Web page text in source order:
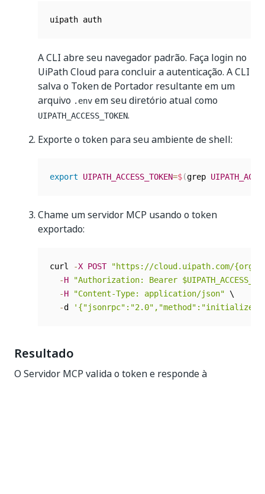
A CLI abre seu navegador padrão. Faça login no
UiPath Cloud para concluir a autenticação. A CLI
salva o Token de Portador resultante em um
arquivo .env em seu diretório atual como
UIPATH_ACCESS_TOKEN.
Exporte o token para seu ambiente de shell:
export UIPATH_ACCESS_TOKEN=$(grep
Chame um servidor MCP usando o token
exportado:
curl -X POST
"https://cloud.uipath.com/{org}/
-H
"Authorization: Bearer
-H "Content-Type: application/json" \
-d
Resultado
O Servidor MCP valida o token e responde à